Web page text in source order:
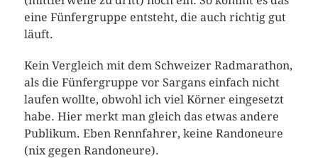
eine Fünfergruppe entsteht, die auch richtig gut
läuft.
Kein Vergleich mit dem Schweizer Radmarathon,
als die Fünfergruppe vor Sargans einfach nicht
laufen wollte, obwohl ich viel Körner eingesetzt
habe. Hier merkt man gleich das etwas andere
Publikum. Eben Rennfahrer, keine Randoneure
(nix gegen Randoneure).